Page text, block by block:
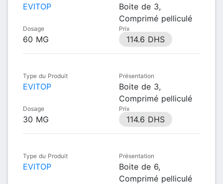
EVITOP
Boite de 3,
Comprimé pelliculé
Dosage
60 MG
Prix
114.6 DHS
Type du Produit
EVITOP
Présentation
Boite de 3,
Comprimé pelliculé
Dosage
30 MG
Prix
114.6 DHS
Type du Produit
EVITOP
Présentation
Boite de 6,
Comprimé pelliculé